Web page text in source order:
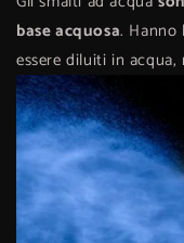
base acquosa.
essere diluiti in